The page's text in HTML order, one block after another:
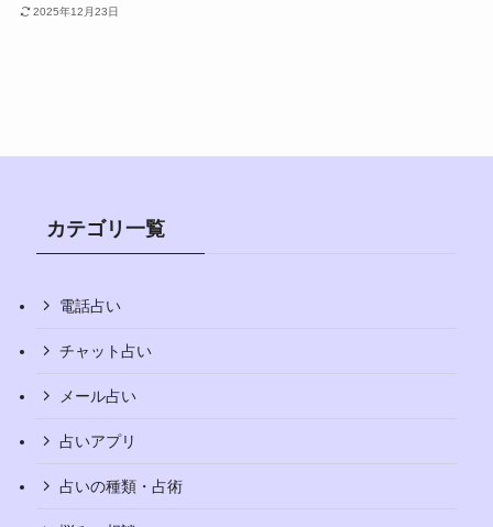
2025年12月23日
カテゴリ一覧
電話占い
チャット占い
メール占い
占いアプリ
占いの種類・占術